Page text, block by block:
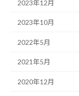
2023年12月
2023年10月
2022年5月
2021年5月
2020年12月